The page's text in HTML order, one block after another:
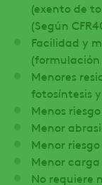
(exento de
(Según
Facilidad y
(formulación
Menores
fotosíntesis
Menos
Menor
Menor
Menor carga
No requiere